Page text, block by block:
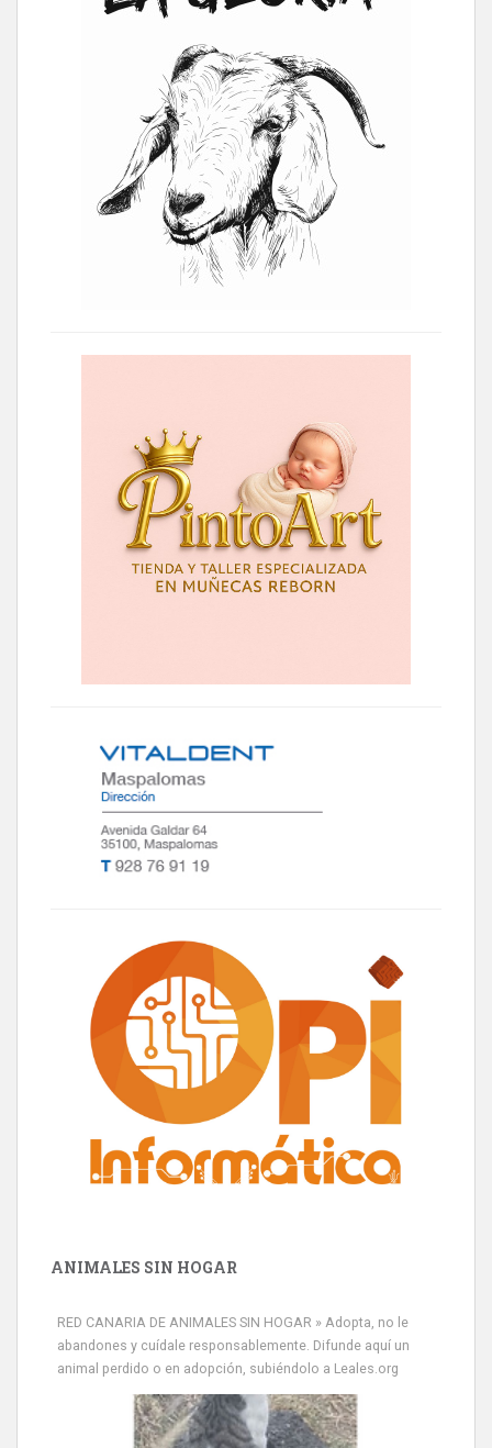
ANIMALES SIN HOGAR
RED CANARIA DE ANIMALES SIN HOGAR » Adopta, no le
abandones y cuídale responsablemente. Difunde aquí un
animal perdido o en adopción, subiéndolo a Leales.org